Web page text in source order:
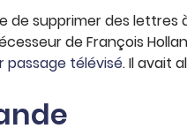
de supprimer des lettres
de François
passage télévisé. Il avait